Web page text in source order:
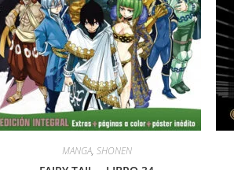
MANGA, SHONEN